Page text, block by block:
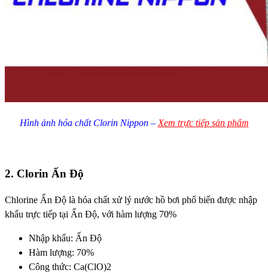
Hình ảnh hóa chất Clorin Nippon – Xem trực tiếp sản phẩm
2. Clorin Ấn Độ
Chlorine Ấn Độ là hóa chất xử lý nước hồ bơi phổ biến được nhập
khẩu trực tiếp tại Ấn Độ, với hàm lượng 70%
Nhập khẩu: Ấn Độ
Hàm lượng: 70%
Công thức: Ca(ClO)2